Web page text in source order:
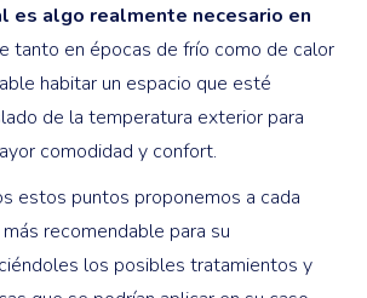
es algo realmente necesario en
tanto en épocas de frío como de calor
habitar un espacio que esté
de la temperatura exterior para
comodidad y confort.
estos puntos proponemos a cada
recomendable para su
los posibles tratamientos y